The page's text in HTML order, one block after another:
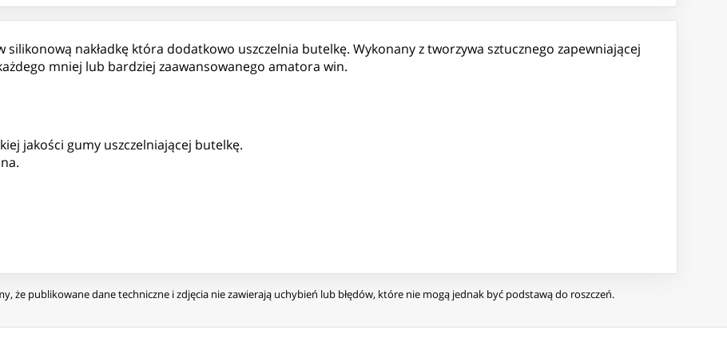
silikonową nakładkę która dodatkowo uszczelnia butelkę. Wykonany z tworzywa sztucznego zapewniającej
mniej lub bardziej zaawansowanego amatora win.
jakości gumy uszczelniającej butelkę.
że publikowane dane techniczne i zdjęcia nie zawierają uchybień lub błędów, które nie mogą jednak być podstawą do roszczeń.